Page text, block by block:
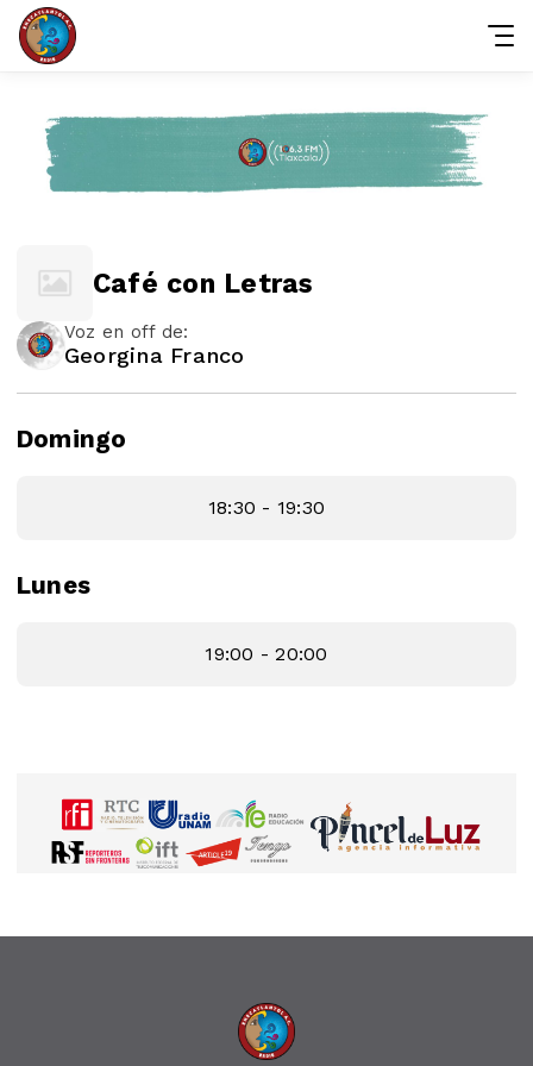
Café con Letras
Voz en off de:
Georgina Franco
Domingo
18:30 - 19:30
Lunes
19:00 - 20:00